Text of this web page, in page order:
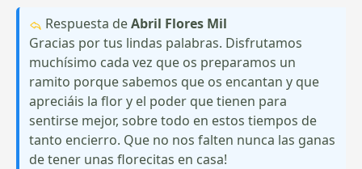
Respuesta deAbril Flores Mil
Gracias por tus lindas palabras. Disfrutamos
muchísimo cada vez que os preparamos un
ramito porque sabemos que os encantan y que
apreciáis la flor y el poder que tienen para
sentirse mejor, sobre todo en estos tiempos de
tanto encierro. Que no nos falten nunca las ganas
de tener unas florecitas en casa!